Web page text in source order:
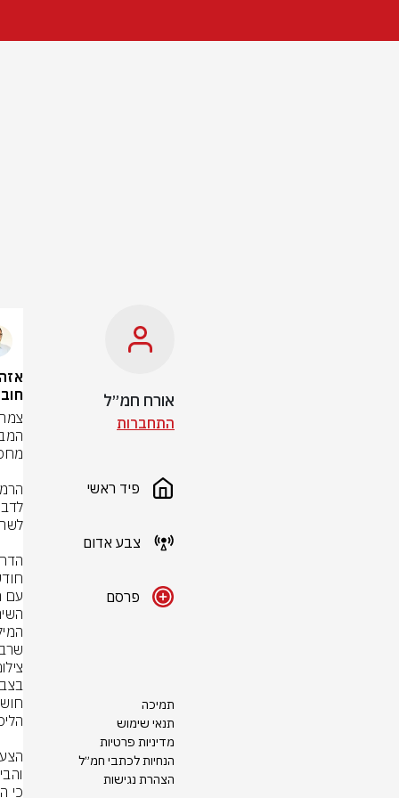
אורח חמ״ל
התחברות
פיד ראשי
צבע אדום
פרסם
תמיכה
תנאי שימוש
מדיניות פרטיות
הנחיות לכתבי חמ״ל
הצהרת נגישות
צילום: